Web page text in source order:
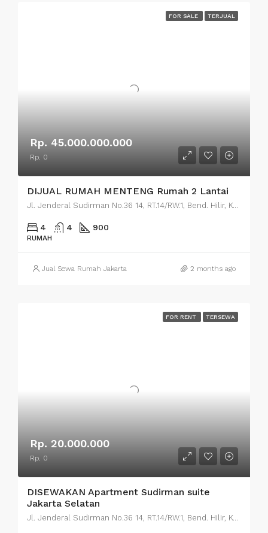
FOR SALE TERJUAL
Rp. 45.000.000.000
Rp. 0
DIJUAL RUMAH MENTENG Rumah 2 Lantai
Jl. Jenderal Sudirman No.36 14, RT.14/RW.1, Bend. Hilir, Kecamatan Tanah Abang, Kota Jakarta Pusat, Daerah Khusus Ibukota Jakarta 10210
4 4 900
RUMAH
Jual Sewa Rumah Jakarta 2 months ago
FOR RENT TERSEWA
Rp. 20.000.000
Rp. 0
DISEWAKAN Apartment Sudirman suite
Jakarta Selatan
Jl. Jenderal Sudirman No.36 14, RT.14/RW.1, Bend. Hilir, Kecamatan Tanah Abang, Kota Jakarta Pusat, Daerah Khusus Ibukota Jakarta 10210